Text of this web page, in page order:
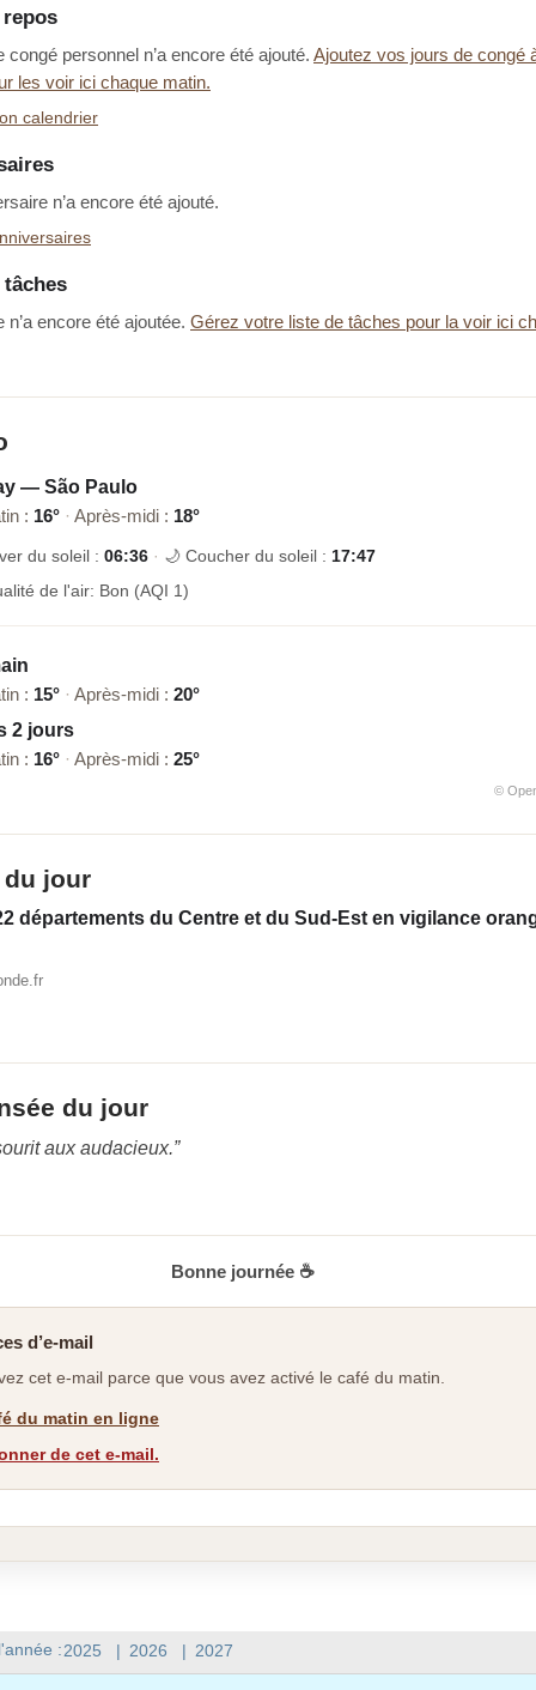
:2025 | 2026 | 2027
congé personnel n’a encore été ajouté. Ajoutez vos jours de congé
les voir ici chaque matin.
calendrier
n’a encore été ajouté.
n’a encore été ajoutée. Gérez votre liste de tâches pour la voir ici
— São Paulo
: 16° · Après-midi : 18°
du soleil : 06:36 · 🌙 Coucher du soleil : 17:47
de l'air: Bon (AQI 1)
: 15° · Après-midi : 20°
2 jours
: 16° · Après-midi : 25°
©
du jour
départements du Centre et du Sud-Est en vigilance
du jour
aux audacieux.”
Bonne journée ☕
d’e-mail
cet e-mail parce que vous avez activé le café du matin.
du matin en ligne
de cet e-mail.